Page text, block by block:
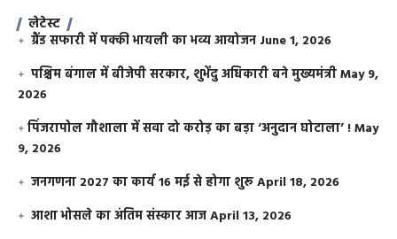
लेटेस्ट
ग्रैंड सफारी में पक्की भायली का भव्य आयोजन June 1, 2026
पश्चिम बंगाल में बीजेपी सरकार, शुभेंदु अधिकारी बने मुख्यमंत्रीMay 9,
2026
​पिंजरापोल गौशाला में सवा दो करोड़ का बड़ा ‘अनुदान घोटाला’ !May
9, 2026
जनगणना 2027 का कार्य 16 मई से होगा शुरूApril 18, 2026
आशा भोसले का अंतिम संस्कार आजApril 13, 2026